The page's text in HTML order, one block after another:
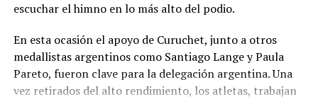
escuchar el himno en lo más alto del podio.
En esta ocasión el apoyo de Curuchet, junto a otros
medallistas argentinos como Santiago Lange y Paula
Pareto, fueron clave para la delegación argentina. Una
vez retirados del alto rendimiento, los atletas, trabajan